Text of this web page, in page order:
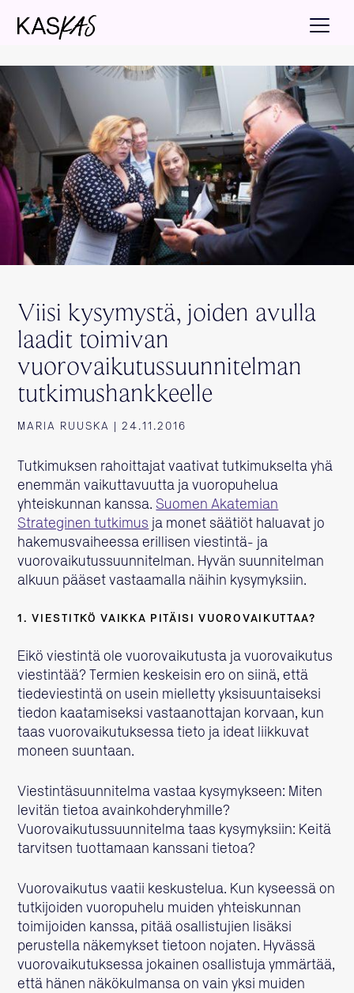
Viisi kysymystä, joiden avulla
laadit toimivan
vuorovaikutussuunnitelman
tutkimushankkeelle
MARIA RUUSKA | 24.11.2016
Tutkimuksen rahoittajat vaativat tutkimukselta yhä
enemmän vaikuttavuutta ja vuoropuhelua
yhteiskunnan kanssa. Suomen Akatemian
Strateginen tutkimus ja monet säätiöt haluavat jo
hakemusvaiheessa erillisen viestintä- ja
vuorovaikutussuunnitelman. Hyvän suunnitelman
alkuun pääset vastaamalla näihin kysymyksiin.
1. VIESTITKÖ VAIKKA PITÄISI VUOROVAIKUTTAA?
Eikö viestintä ole vuorovaikutusta ja vuorovaikutus
viestintää? Termien keskeisin ero on siinä, että
tiedeviestintä on usein mielletty yksisuuntaiseksi
tiedon kaatamiseksi vastaanottajan korvaan, kun
taas vuorovaikutuksessa tieto ja ideat liikkuvat
moneen suuntaan.
Viestintäsuunnitelma vastaa kysymykseen: Miten
levitän tietoa avainkohderyhmille?
Vuorovaikutussuunnitelma taas kysymyksiin: Keitä
tarvitsen tuottamaan kanssani tietoa?
Vuorovaikutus vaatii keskustelua. Kun kyseessä on
tutkijoiden vuoropuhelu muiden yhteiskunnan
toimijoiden kanssa, pitää osallistujien lisäksi
perustella näkemykset tietoon nojaten. Hyvässä
vuorovaikutuksessa jokainen osallistuja ymmärtää,
että hänen näkökulmansa on vain yksi muiden